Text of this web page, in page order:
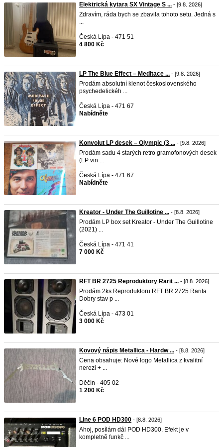
Elektrická kytara SX Vintage S ... - [9.8. 2026]
Zdravím, ráda bych se zbavila tohoto setu. Jedná s
...
Česká Lípa - 471 51
4 800 Kč
LP The Blue Effect – Meditace ... - [9.8. 2026]
Prodám absolutní klenot československého
psychedelickéh ...
Česká Lípa - 471 67
Nabídněte
Konvolut LP desek – Olympic (3 ... - [9.8. 2026]
Prodám sadu 4 starých retro gramofonových desek
(LP vin ...
Česká Lípa - 471 67
Nabídněte
Kreator - Under The Guillotine ... - [8.8. 2026]
Prodám LP box set Kreator - Under The Guillotine
(2021) ...
Česká Lípa - 471 41
7 000 Kč
RFT BR 2725 Reproduktory Rarit ... - [8.8. 2026]
Prodám 2ks Reproduktoru RFT BR 2725 Rarita
Dobry stav p ...
Česká Lípa - 473 01
3 000 Kč
Kovový nápis Metallica - Hardw ... - [8.8. 2026]
Cena obsahuje: Nové logo Metallica z kvalitní
nerezi + ...
Děčín - 405 02
1 200 Kč
Line 6 POD HD300 - [8.8. 2026]
Ahoj, posílám dál POD HD300. Efekt je v
kompletně funkč ...